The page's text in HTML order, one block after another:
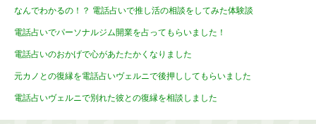
なんでわかるの！？ 電話占いで推し活の相談をしてみた体験談
電話占いでパーソナルジム開業を占ってもらいました！
電話占いのおかげで心があたたかくなりました
元カノとの復縁を電話占いヴェルニで後押ししてもらいました
電話占いヴェルニで別れた彼との復縁を相談しました